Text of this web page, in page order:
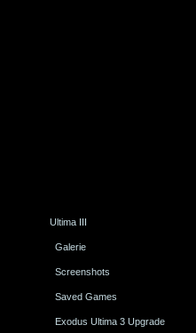
Ultima III
Galerie
Screenshots
Saved Games
Exodus Ultima 3 Upgrade